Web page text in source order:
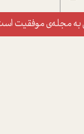
مجله‌ی موفقیت